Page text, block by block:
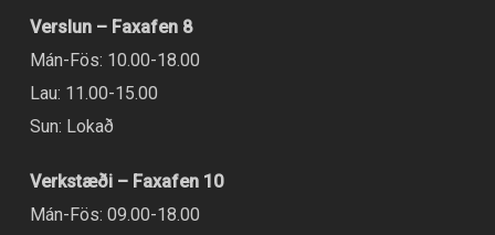
Verslun – Faxafen 8
Mán-Fös: 10.00-18.00
Lau: 11.00-15.00
Sun: Lokað
Verkstæði – Faxafen 10
Mán-Fös: 09.00-18.00